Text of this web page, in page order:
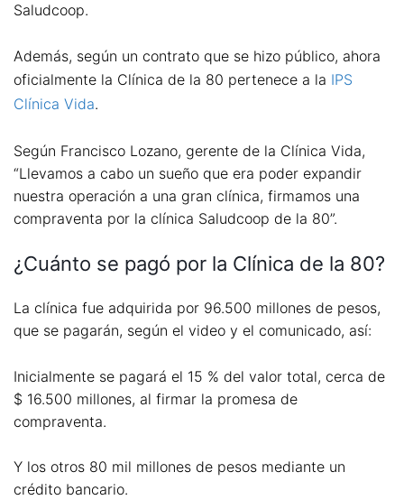
Saludcoop.
Además, según un contrato que se hizo público, ahora
oficialmente la Clínica de la 80 pertenece a la IPS
Clínica Vida.
Según Francisco Lozano, gerente de la Clínica Vida,
“Llevamos a cabo un sueño que era poder expandir
nuestra operación a una gran clínica, firmamos una
compraventa por la clínica Saludcoop de la 80”.
¿Cuánto se pagó por la Clínica de la 80?
La clínica fue adquirida por 96.500 millones de pesos,
que se pagarán, según el video y el comunicado, así:
Inicialmente se pagará el 15 % del valor total, cerca de
$ 16.500 millones, al firmar la promesa de
compraventa.
Y los otros 80 mil millones de pesos mediante un
crédito bancario.